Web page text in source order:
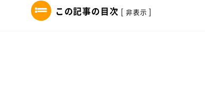
この記事の目次 [ 非表示 ]